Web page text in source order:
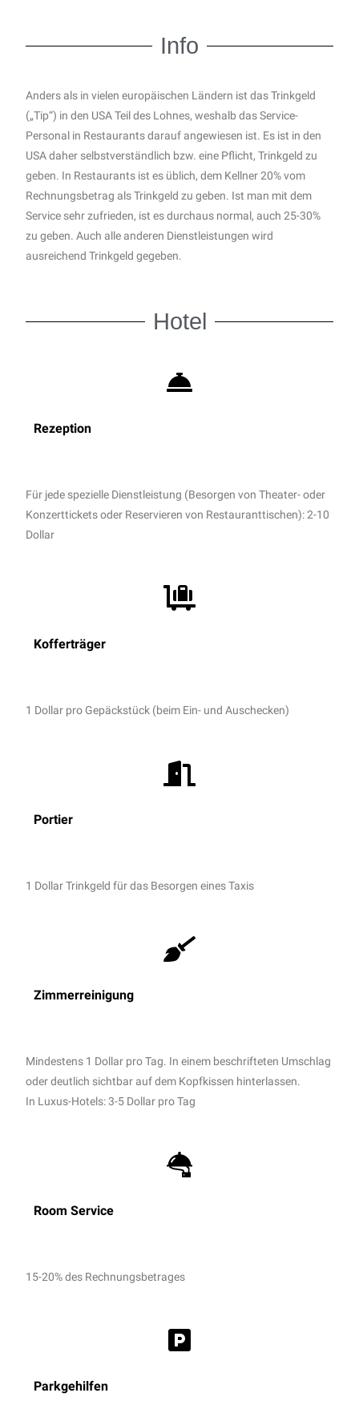
Info
Anders als in vielen europäischen Ländern ist das Trinkgeld
(„Tip“) in den USA Teil des Lohnes, weshalb das Service-
Personal in Restaurants darauf angewiesen ist. Es ist in den
USA daher selbstverständlich bzw. eine Pflicht, Trinkgeld zu
geben. In Restaurants ist es üblich, dem Kellner 20% vom
Rechnungsbetrag als Trinkgeld zu geben. Ist man mit dem
Service sehr zufrieden, ist es durchaus normal, auch 25-30%
zu geben. Auch alle anderen Dienstleistungen wird
ausreichend Trinkgeld gegeben.
Hotel
Rezeption
Für jede spezielle Dienstleistung (Besorgen von Theater- oder
Konzerttickets oder Reservieren von Restauranttischen): 2-10
Dollar
Kofferträger
1 Dollar pro Gepäckstück (beim Ein- und Auschecken)
Portier
1 Dollar Trinkgeld für das Besorgen eines Taxis
Zimmerreinigung
Mindestens 1 Dollar pro Tag. In einem beschrifteten Umschlag
oder deutlich sichtbar auf dem Kopfkissen hinterlassen.
In Luxus-Hotels: 3-5 Dollar pro Tag
Room Service
15-20% des Rechnungsbetrages
Parkgehilfen